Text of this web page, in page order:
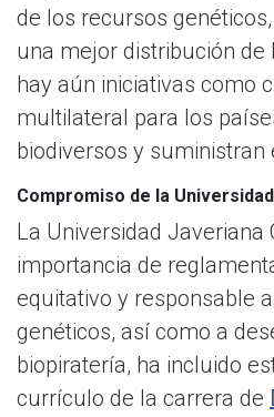
de los recursos
una mejor distribución de
hay aún iniciativas como
multilateral para los
biodiversos y suministran
Compromiso de la
La Universidad Javeriana
importancia de
equitativo y responsable
genéticos, así como a
biopiratería, ha incluido
currículo de la carrera de